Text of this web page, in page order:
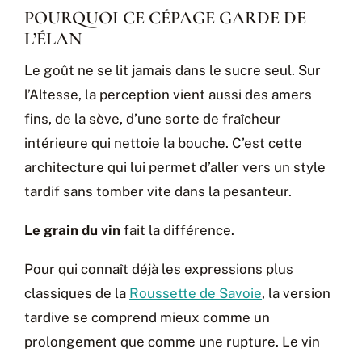
POURQUOI CE CÉPAGE GARDE DE
L’ÉLAN
Le goût ne se lit jamais dans le sucre seul. Sur
l’Altesse, la perception vient aussi des amers
fins, de la sève, d’une sorte de fraîcheur
intérieure qui nettoie la bouche. C’est cette
architecture qui lui permet d’aller vers un style
tardif sans tomber vite dans la pesanteur.
Le grain du vin fait la différence.
Pour qui connaît déjà les expressions plus
classiques de la Roussette de Savoie, la version
tardive se comprend mieux comme un
prolongement que comme une rupture. Le vin